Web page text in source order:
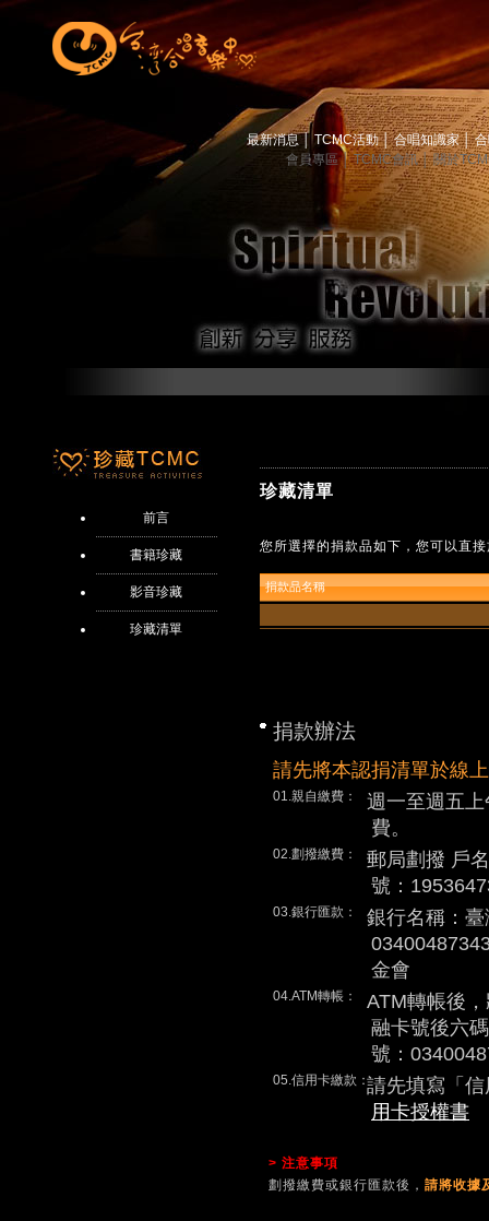
最新消息 TCMC活動│ 合唱知識家│
會員專區│ TCMC會訊│ 關於
前言
書籍珍藏
影音珍藏
珍藏清單
珍藏清單
您所選擇的捐款品如下，您可以直
捐款品名稱
捐款辦法
請先將本認捐清單於線
01.親自繳費：
週一至週五
費。
02.劃撥繳費：
郵局劃撥 戶
號：
03.銀行匯款：
銀行名稱：
金會
04.ATM轉帳：
ATM轉帳後
融卡號後六
號：
05.信用卡繳款：請先填寫「
用卡授權書
> 注意事項
劃撥繳費或銀行匯款後， 請將收據